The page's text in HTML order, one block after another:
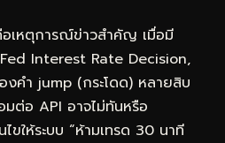
อเหตุการณ์ข่าวสำคัญ เมื่อมี
Fed Interest Rate Decision,
งคำ jump (กระโดด) หลายสิบ
มต่อ API อาจไม่ทันหรือ
ให้ระบบ “ห้ามเทรด 30 นาที